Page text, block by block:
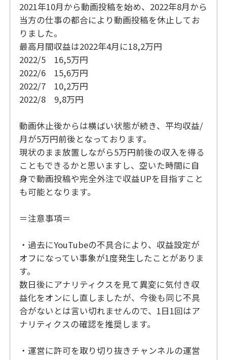
2021年10月から動画投稿を始め、2022年8月から
当方の仕事の都合により動画投稿を休止してお
りました。
最高月間収益は2022年4月に18,2万円
2022/5 16,5万円
2022/6 15,6万円
2022/7 10,2万円
2022/8 9,8万円
動画休止後からは横ばい状態が続き、平均収益/
月が5万円前後となっております。
現状のまま放置しながら5万円前後の収入を得る
こともできるかと思いますし、空いた時間に自
身で動画投稿や完全外注で収益UPを目指すこと
も可能となります。
＝注意事項＝
・過去にYouTubeの不具合により、収益設定が
オフになってい事象が1度発生したことがありま
す。
数日後にアナリティクスを見て異変に気付き収
益化をオンにし直しましたが、今後も同じ不具
合がないとは言い切れませんので、1日1回はア
ナリティクスの確認を推奨します。
・運営に許可を取り切り抜きチャンネルの運営